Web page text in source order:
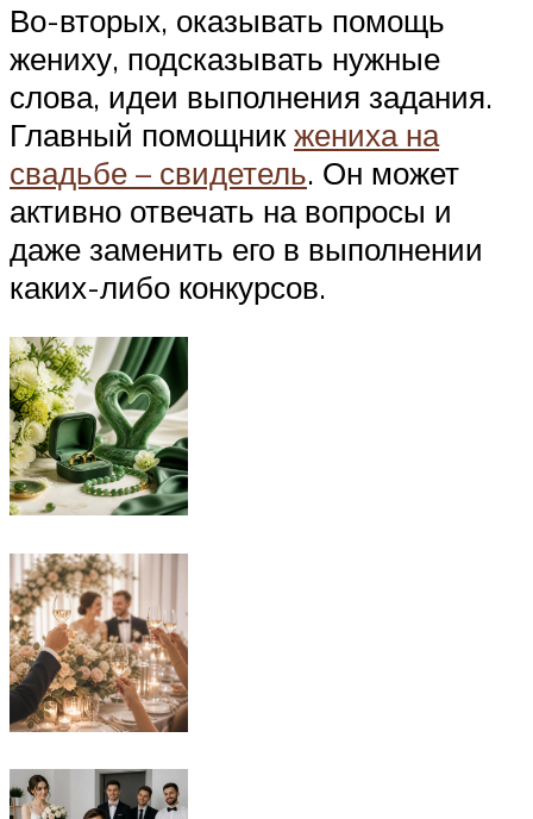
Во-вторых, оказывать помощь
жениху, подсказывать нужные
слова, идеи выполнения задания.
Главный помощникжениха на
свадьбе – свидетель. Он может
активно отвечать на вопросы и
даже заменить его в выполнении
каких-либо конкурсов.